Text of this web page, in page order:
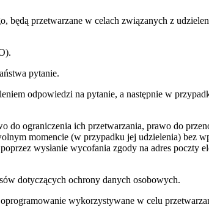
będą przetwarzane w celach związanych z
pytanie.
odpowiedzi na pytanie, a następnie w
do ograniczenia ich przetwarzania, prawo do
momencie (w przypadku jej udzielenia) bez
wysłanie wycofania zgody na adres poczty
dotyczących ochrony danych osobowych.
wykorzystywane w celu